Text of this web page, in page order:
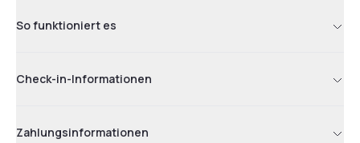
So funktioniert es
Check-in-Informationen
Zahlungsinformationen